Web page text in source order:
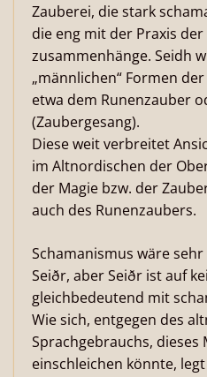
Zauberei, die stark
die eng mit der Praxis
zusammenhänge. Seidh
„männlichen“ Formen
etwa dem Runenzauber
(Zaubergesang).
Diese weit verbreitet
im Altnordischen der
der Magie bzw. der
auch des Runenzaubers.
Schamanismus wäre
Seiðr, aber Seiðr ist auf
gleichbedeutend mit
Wie sich, entgegen des
Sprachgebrauchs, dieses
einschleichen könnte,